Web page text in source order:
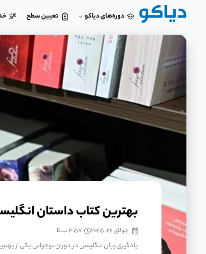
دوره‌های دیاکو تعیین سطح
بهترین کتاب داستان
جولای 26, 2025 4:57 ب.ظ
یادگیری زبان انگلیسی در دوران نوجوانی یکی از